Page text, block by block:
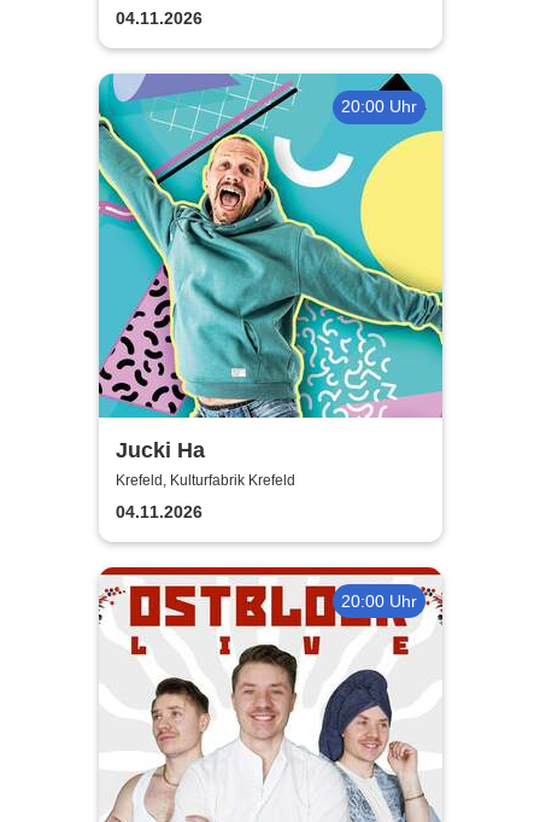
Dads
04.11.2026
20:00 Uhr
Jucki Ha
Krefeld, Kulturfabrik Krefeld
04.11.2026
20:00 Uhr